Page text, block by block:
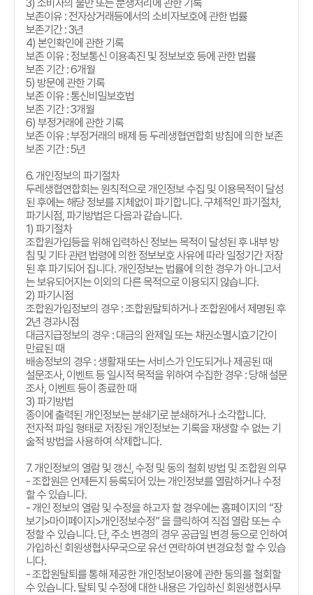
3) 소비자의 불만 또는 분쟁처리에 관한 기록
보존이유 : 전자상거래등에서의 소비자보호에 관한 법률
보존기간 : 3년
4) 본인확인에 관한 기록
보존 이유 : 정보통신 이용촉진 및 정보보호 등에 관한 법률
보존 기간 : 6개월
5) 방문에 관한 기록
보존 이유 :통신비밀보호법
보존 기간 : 3개월
6) 부정거래에 관한 기록
보존 이유 :부정거래의 배제 등 두레생협연합회 방침에 의한 보존
보존 기간 : 5년
6.개인정보의 파기절차
두레생협연합회는 원칙적으로 개인정보 수집 및 이용목적이 달성
된 후에는 해당 정보를 지체없이 파기합니다.구체적인 파기절차,
파기시점,파기방법은 다음과 같습니다.
1) 파기절차
조합원가입등을 위해 입력하신 정보는 목적이 달성된 후 내부 방
침 및 기타 관련 법령에 의한 정보보호 사유에 따라 일정기간 저장
된 후 파기되어 집니다.개인정보는 법률에 의한 경우가 아니고서
는 보유되어지는 이외의 다른 목적으로 이용되지 않습니다.
2) 파기시점
조합원가입정보의 경우 :조합원탈퇴하거나 조합원에서 제명된 후
2년 경과시점
대금지급정보의 경우 : 대금의 완제일 또는 채권소멸시효기간이
만료된 때
배송정보의 경우 :생활재 또는 서비스가 인도되거나 제공된 때
설문조사, 이벤트 등 일시적 목적을 위하여 수집한 경우 : 당해 설문
조사, 이벤트 등이 종료한 때
3) 파기방법
종이에 출력된 개인정보는 분쇄기로 분쇄하거나 소각합니다.
전자적 파일 형태로 저장된 개인정보는 기록을 재생할 수 없는 기
술적 방법을 사용하여 삭제합니다.
7.개인정보의 열람 및 갱신,수정 및 동의 철회 방법 및 조합원 의무
-조합원은 언제든지 등록되어 있는 개인정보를 열람하거나 수정
할 수 있습니다.
-개인 정보의 열람 및 수정을 하고자 할 경우에는 홈페이지의 “장
보기 >마이페이지 >개인정보수정”을 클릭하여 직접 열람 또는 수
정할 수 있습니다. 단,주소 변경의 경우 공급일 변경 등으로 인하여
가입하신 회원생협사무국으로 유선 연락하여 변경요청 할 수 있습
니다.
-조합원탈퇴를 통해 제공한 개인정보이용에 관한 동의를 철회할
수 있습니다. 탈퇴 및 수정에 대한 내용은 가입하신 회원생협사무